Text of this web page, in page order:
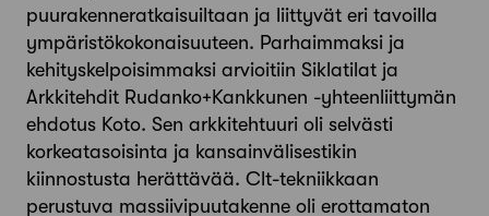
puurakenneratkaisuiltaan ja liittyvät eri tavoilla
ympäristökokonaisuuteen. Parhaimmaksi ja
kehityskelpoisimmaksi arvioitiin Siklatilat ja
Arkkitehdit Rudanko+Kankkunen -yhteenliittymän
ehdotus Koto. Sen arkkitehtuuri oli selvästi
korkeatasoisinta ja kansainvälisestikin
kiinnostusta herättävää. Clt-tekniikkaan
perustuva massiivipuutakenne oli erottamaton